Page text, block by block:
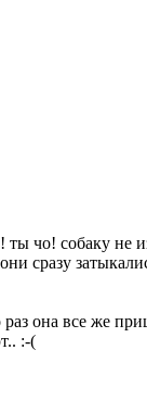
чо! собаку не
сразу
она все же
:-(